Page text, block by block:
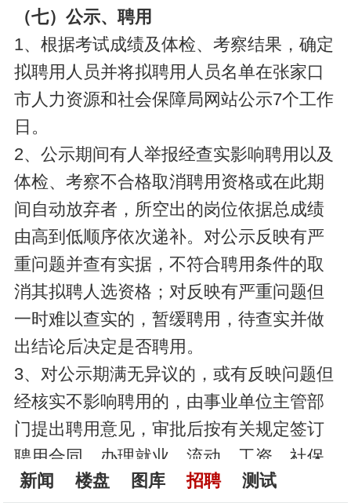
（七）公示、聘用
1、根据考试成绩及体检、考察结果，确定
拟聘用人员并将拟聘用人员名单在张家口
市人力资源和社会保障局网站公示7个工作
日。
2、公示期间有人举报经查实影响聘用以及
体检、考察不合格取消聘用资格或在此期
间自动放弃者，所空出的岗位依据总成绩
由高到低顺序依次递补。对公示反映有严
重问题并查有实据，不符合聘用条件的取
消其拟聘人选资格；对反映有严重问题但
一时难以查实的，暂缓聘用，待查实并做
出结论后决定是否聘用。
3、对公示期满无异议的，或有反映问题但
经核实不影响聘用的，由事业单位主管部
门提出聘用意见，审批后按有关规定签订
聘用合同，办理就业、流动、工资、社保
等相关手续。
新闻 楼盘 图库 招聘 测试